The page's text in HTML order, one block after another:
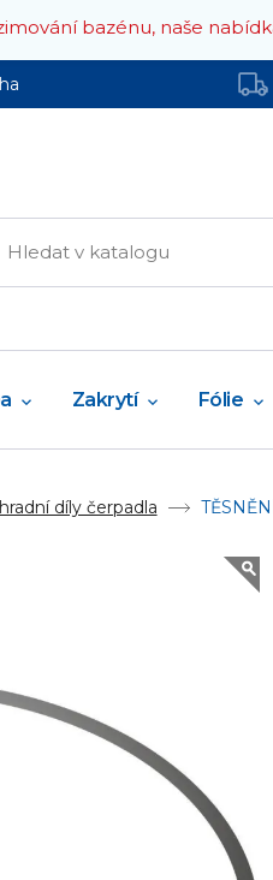
bazénu, naše
Zakrytí Fólie
díly čerpadla